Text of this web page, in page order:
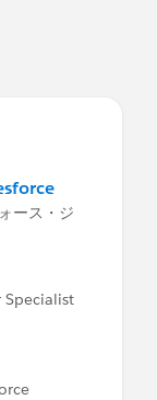
ース・ジ
Specialist